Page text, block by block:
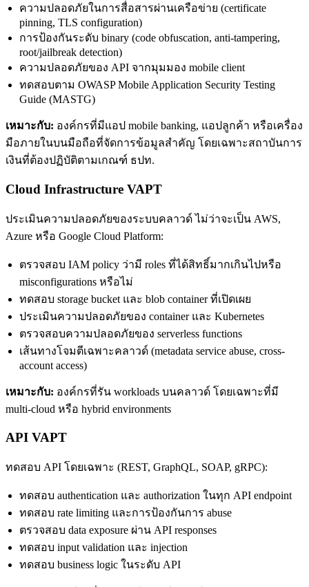
ความปลอดภัยในการสื่อสารผ่านเครือข่าย (certificate
pinning, TLS configuration)
การป้องกันระดับ binary (code obfuscation, anti-tampering,
root/jailbreak detection)
ความปลอดภัยของ API จากมุมมอง mobile client
ทดสอบตาม OWASP Mobile Application Security Testing
Guide (MASTG)
เหมาะกับ: องค์กรที่มีแอป mobile banking, แอปลูกค้า หรือเครื่อง
มือภายในบนมือถือที่จัดการข้อมูลสำคัญ โดยเฉพาะสถาบันการ
เงินที่ต้องปฏิบัติตามเกณฑ์ ธปท.
Cloud Infrastructure VAPT
ประเมินความปลอดภัยของระบบคลาวด์ ไม่ว่าจะเป็น AWS,
Azure หรือ Google Cloud Platform:
ตรวจสอบ IAM policy ว่ามี roles ที่ได้สิทธิ์มากเกินไปหรือ
misconfigurations หรือไม่
ทดสอบ storage bucket และ blob container ที่เปิดเผย
ประเมินความปลอดภัยของ container และ Kubernetes
ตรวจสอบความปลอดภัยของ serverless functions
เส้นทางโจมตีเฉพาะคลาวด์ (metadata service abuse, cross-
account access)
เหมาะกับ: องค์กรที่รัน workloads บนคลาวด์ โดยเฉพาะที่มี
multi-cloud หรือ hybrid environments
API VAPT
ทดสอบ API โดยเฉพาะ (REST, GraphQL, SOAP, gRPC):
ทดสอบ authentication และ authorization ในทุก API endpoint
ทดสอบ rate limiting และการป้องกันการ abuse
ตรวจสอบ data exposure ผ่าน API responses
ทดสอบ input validation และ injection
ทดสอบ business logic ในระดับ API